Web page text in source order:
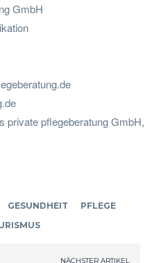
GmbH
private pflegeberatung GmbH,
GESUNDHEIT
PFLEGE
NÄCHSTER ARTIKEL